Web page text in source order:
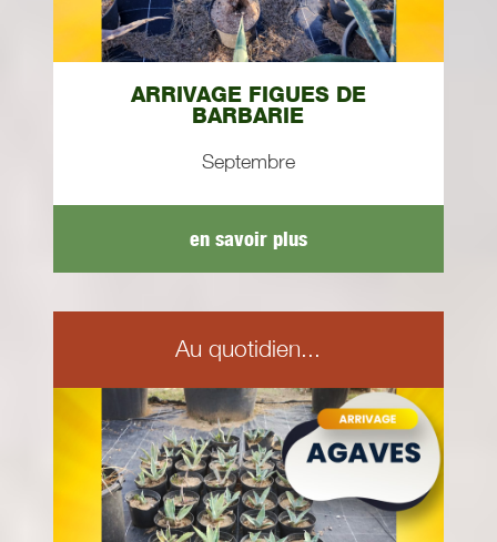
ARRIVAGE FIGUES DE
BARBARIE
Septembre
en savoir plus
Au quotidien...